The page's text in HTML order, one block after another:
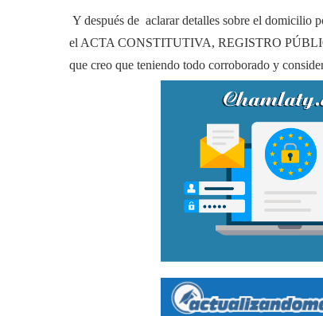
Y después de aclarar detalles sobre el domicilio
el ACTA CONSTITUTIVA, REGISTRO
que creo que teniendo todo corroborado y